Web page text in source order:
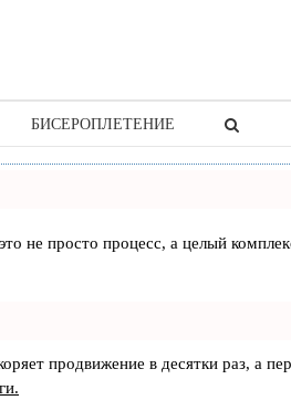
БИСЕРОПЛЕТЕНИЕ
не просто процесс, а целый
продвижение в десятки раз, а